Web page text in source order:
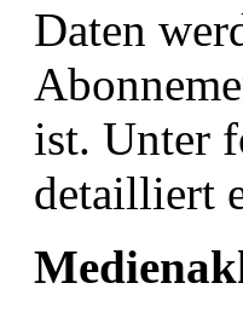
Daten
ist. Unter
detailliert